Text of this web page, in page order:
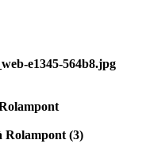
e1345-564b8.jpg
(3)